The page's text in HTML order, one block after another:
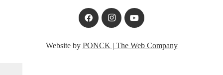
Website by PONCK | The Web Company